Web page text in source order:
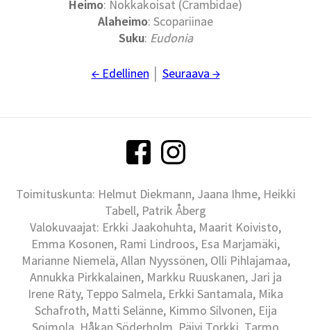
Heimo: Nokkakoisat (Crambidae)
Alaheimo: Scopariinae
Suku: Eudonia
← Edellinen Seuraava →
Toimituskunta: Helmut Diekmann, Jaana Ihme, Heikki
Tabell, Patrik Åberg
Valokuvaajat: Erkki Jaakohuhta, Maarit Koivisto,
Emma Kosonen, Rami Lindroos, Esa Marjamäki,
Marianne Niemelä, Allan Nyyssönen, Olli Pihlajamaa,
Annukka Pirkkalainen, Markku Ruuskanen, Jari ja
Irene Räty, Teppo Salmela, Erkki Santamala, Mika
Schafroth, Matti Selänne, Kimmo Silvonen, Eija